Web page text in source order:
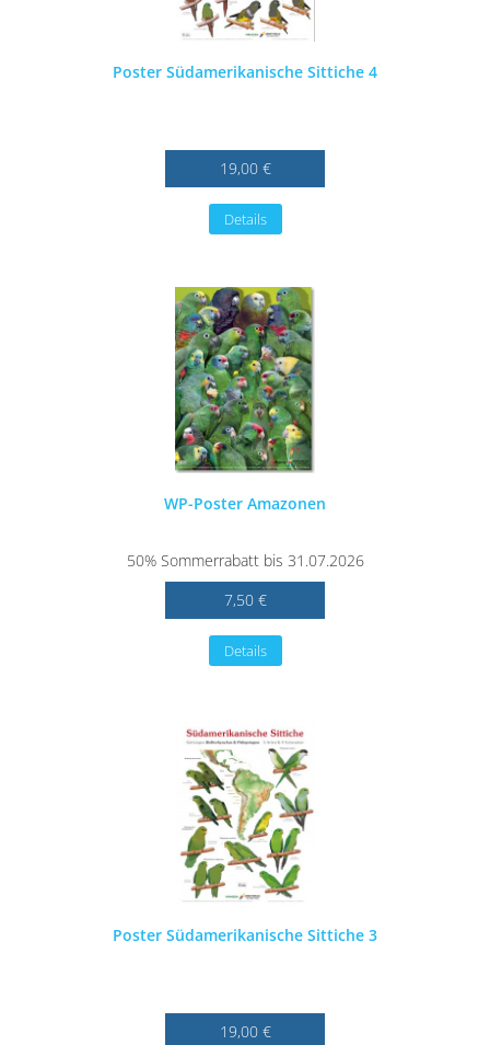
Poster Südamerikanische Sittiche 4
19,00 €
Details
WP-Poster Amazonen
50% Sommerrabatt bis 31.07.2026
7,50 €
Details
Poster Südamerikanische Sittiche 3
19,00 €